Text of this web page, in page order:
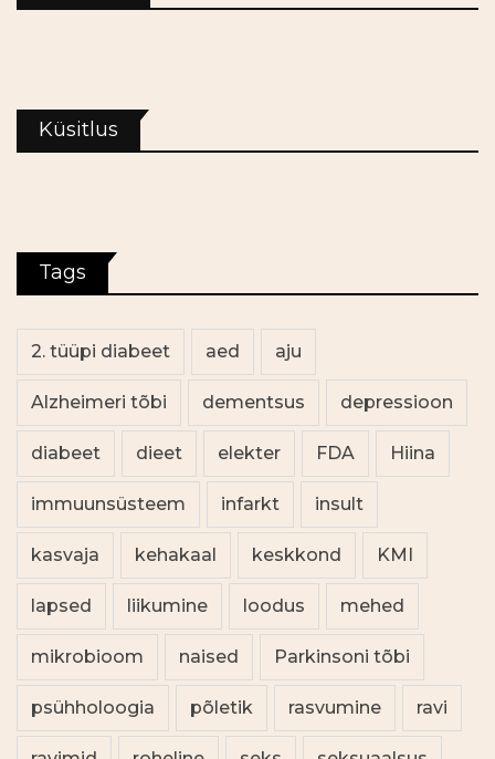
Küsitlus
Tags
2. tüüpi diabeet aed aju
Alzheimeri tõbi dementsus depressioon
diabeet dieet elekter FDA Hiina
immuunsüsteem infarkt insult
kasvaja kehakaal keskkond KMI
lapsed liikumine loodus mehed
mikrobioom naised Parkinsoni tõbi
psühholoogia põletik rasvumine ravi